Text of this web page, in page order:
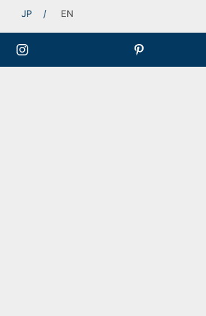
JP EN
フェクトから自由に選択、
にカスタマイズも可
光り方は動画から 】